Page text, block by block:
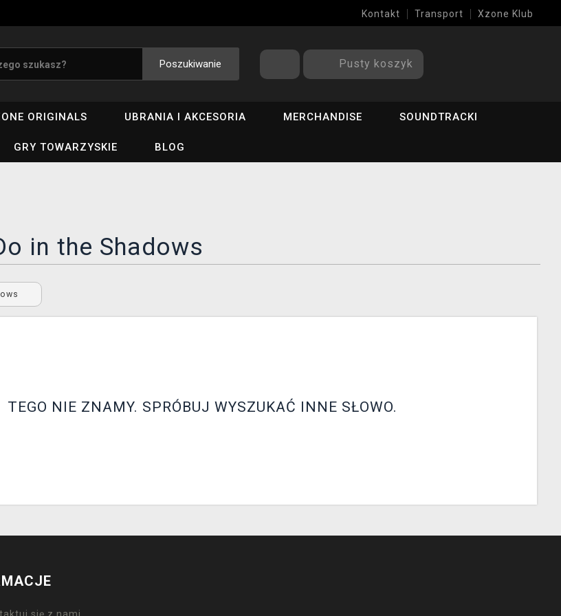
Kontakt Transport Xzone Klub
Poszukiwanie Pusty koszyk
ORIGINALS UBRANIA I AKCESORIA MERCHANDISE SOUNDTRACKI
GRY TOWARZYSKIE BLOG
in the Shadows
TEGO NIE ZNAMY. SPRÓBUJ WYSZUKAĆ INNE SŁOWO.